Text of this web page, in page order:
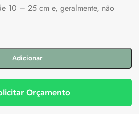
10 – 25 cm e, geralmente, não
Adicionar
Orçamento